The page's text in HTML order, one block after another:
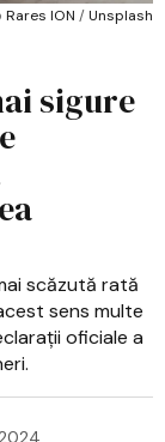
Rares ION / Unsplash
sigure
scăzută rată
sens multe
oficiale a